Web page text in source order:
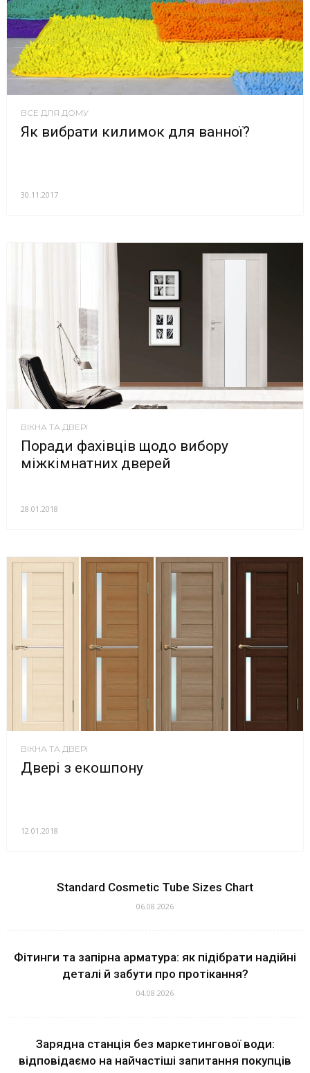
ВСЕ ДЛЯ ДОМУ
Як вибрати килимок для ванної?
30.11.2017
ВІКНА ТА ДВЕРІ
Поради фахівців щодо вибору
міжкімнатних дверей
28.01.2018
ВІКНА ТА ДВЕРІ
Двері з екошпону
12.01.2018
Standard Cosmetic Tube Sizes Chart
06.08.2026
Фітинги та запірна арматура: як підібрати надійні
деталі й забути про протікання?
04.08.2026
Зарядна станція без маркетингової води:
відповідаємо на найчастіші запитання покупців